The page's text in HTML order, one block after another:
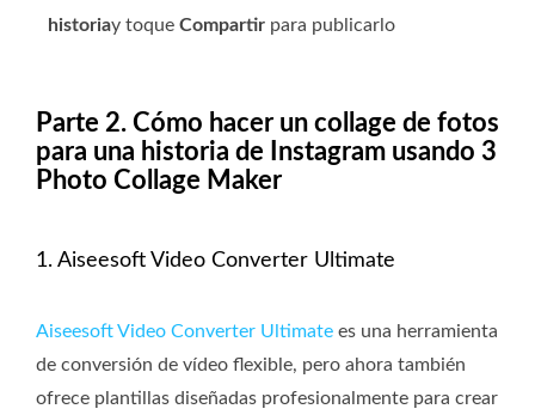
historiay toque Compartir para publicarlo
Parte 2. Cómo hacer un collage de fotos
para una historia de Instagram usando 3
Photo Collage Maker
1. Aiseesoft Video Converter Ultimate
Aiseesoft Video Converter Ultimate es una herramienta
de conversión de vídeo flexible, pero ahora también
ofrece plantillas diseñadas profesionalmente para crear